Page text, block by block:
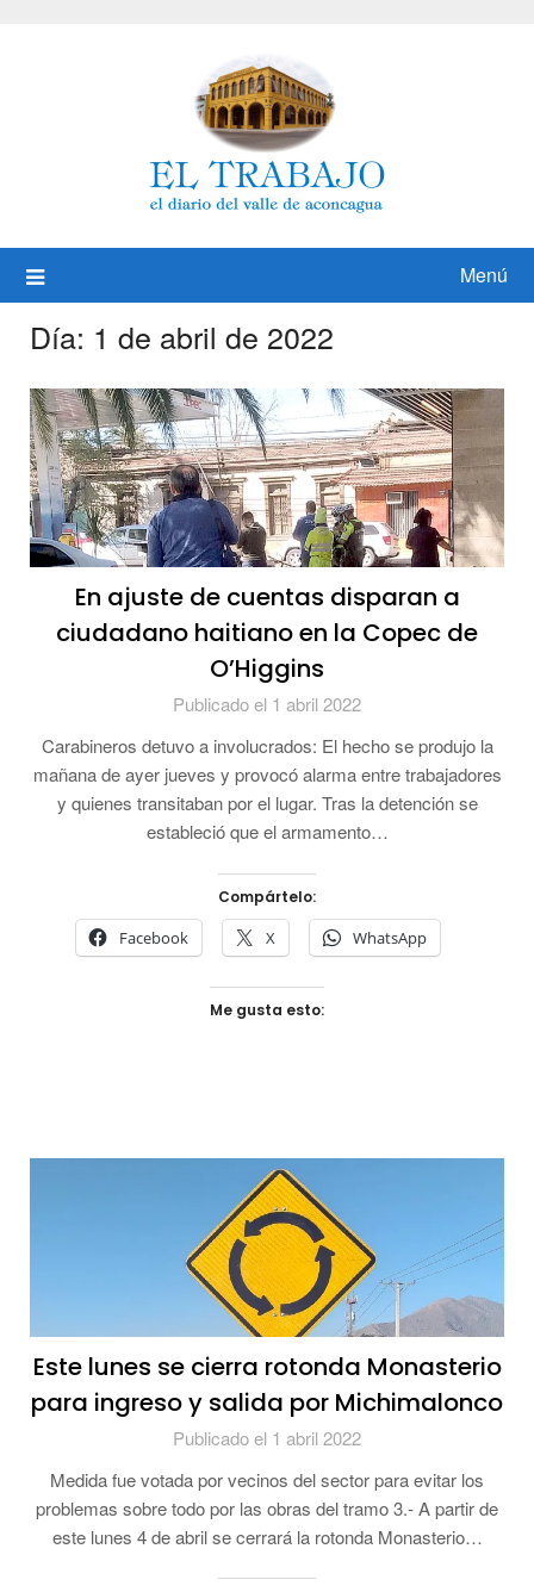
Menú
Día: 1 de abril de 2022
En ajuste de cuentas disparan a
ciudadano haitiano en la Copec de
O’Higgins
Publicado el 1 abril 2022
Carabineros detuvo a involucrados: El hecho se produjo la
mañana de ayer jueves y provocó alarma entre trabajadores
y quienes transitaban por el lugar. Tras la detención se
estableció que el armamento…
Compártelo:
Facebook X WhatsApp
Me gusta esto:
Este lunes se cierra rotonda Monasterio
para ingreso y salida por Michimalonco
Publicado el 1 abril 2022
Medida fue votada por vecinos del sector para evitar los
problemas sobre todo por las obras del tramo 3.- A partir de
este lunes 4 de abril se cerrará la rotonda Monasterio…